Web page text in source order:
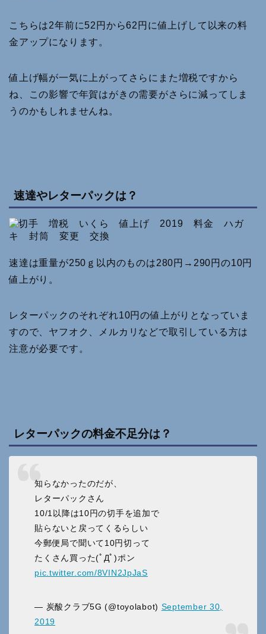
こちらは2年前に52円から62円に値上げして以来の料
金アップになります。
値上げ幅が一気に上がってさらにまた増税ですから
ね、この影響で年賀はがきの需要がさらに減ってしま
うのかもしれませんね。
速達やレターパックは？
速達は重量が250ｇ以内のものは280円→290円の10円
値上がり。
レターパックのそれぞれ10円の値上がりとなっていま
すので、ヤフオク、メルカリなどで取引している方は
注意が必要です。
レターパックの料金不足分は？
知らなかったのだが、
レターパックさん
10/1以降は10円の切手を追加で
貼らないと戻ってくるらしい
今郵便局で聞いて10円切って
たくさん買った(ﾟДﾟ)ポン
pic.twitter.com/8VIN2JpJaS
— 炭酸クラブ5G (@toyolabot) September 30,
2019